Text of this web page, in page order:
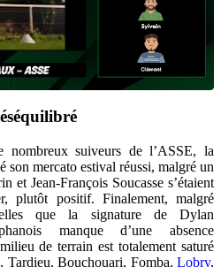
nombreux suiveurs de l’ASSE, la
son mercato estival réussi, malgré un
et Jean-François Soucasse s’étaient
plutôt positif. Finalement, malgré
que la signature de Dylan
manque d’une absence
de terrain est totalement saturé
, Tardieu, Bouchouari, Fomba, Lobry,